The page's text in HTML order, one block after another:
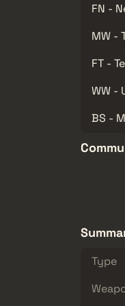
FN -
MW -
FT -
WW -
BS -
Type